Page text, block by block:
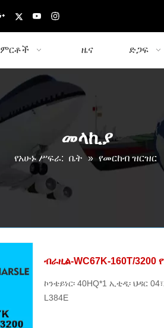
ምርቶች ዜና ድጋፍ
መላኪያ
የአሁኑ ሥፍራ: ቤት » የመርከብ ዝርዝር
ብራዚል-WC67K-160T/3200
ኮንቴይነር፡ 40HQ*1 ኢቲዲ፡ ህዳር
L384E